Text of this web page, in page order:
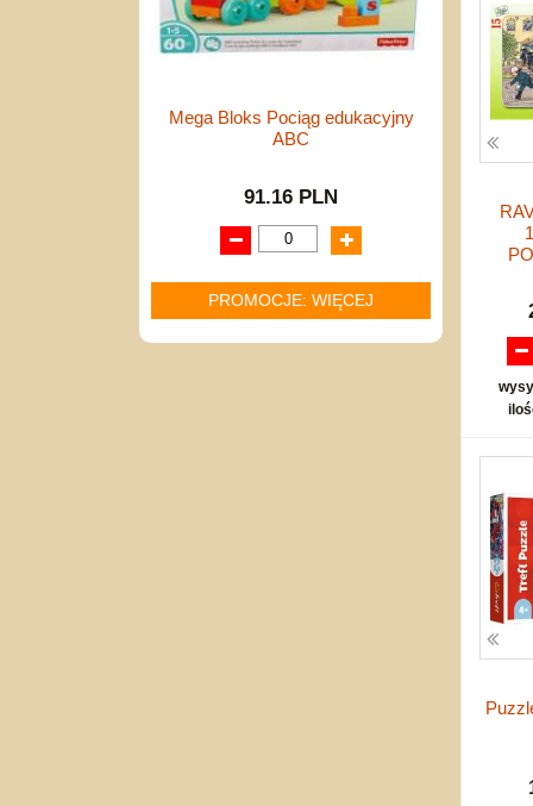
Mega Bloks Pociąg edukacyjny
ABC
91.16 PLN
PROMOCJE: WIĘCEJ